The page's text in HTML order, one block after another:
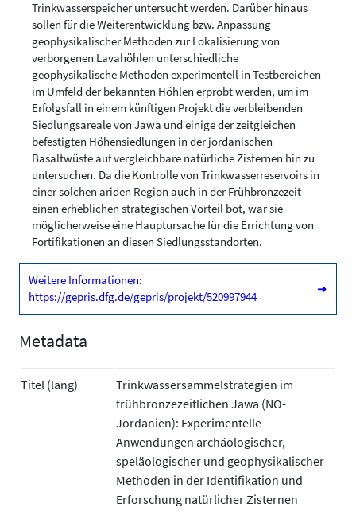
Trinkwasserspeicher untersucht werden. Darüber hinaus
sollen für die Weiterentwicklung bzw. Anpassung
geophysikalischer Methoden zur Lokalisierung von
verborgenen Lavahöhlen unterschiedliche
geophysikalische Methoden experimentell in Testbereichen
im Umfeld der bekannten Höhlen erprobt werden, um im
Erfolgsfall in einem künftigen Projekt die verbleibenden
Siedlungsareale von Jawa und einige der zeitgleichen
befestigten Höhensiedlungen in der jordanischen
Basaltwüste auf vergleichbare natürliche Zisternen hin zu
untersuchen. Da die Kontrolle von Trinkwasserreservoirs in
einer solchen ariden Region auch in der Frühbronzezeit
einen erheblichen strategischen Vorteil bot, war sie
möglicherweise eine Hauptursache für die Errichtung von
Fortifikationen an diesen Siedlungsstandorten.
Weitere Informationen:
https://gepris.dfg.de/gepris/projekt/520997944
➜
Metadata
Titel (lang)
Trinkwassersammelstrategien im
frühbronzezeitlichen Jawa (NO-
Jordanien): Experimentelle
Anwendungen archäologischer,
speläologischer und geophysikalischer
Methoden in der Identifikation und
Erforschung natürlicher Zisternen